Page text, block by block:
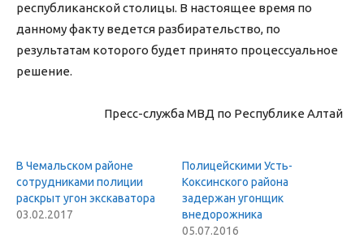
республиканской столицы. В настоящее время по
данному факту ведется разбирательство, по
результатам которого будет принято процессуальное
решение.
Пресс-служба МВД по Республике Алтай
В Чемальском районе
сотрудниками полиции
раскрыт угон экскаватора
03.02.2017
Полицейскими Усть-
Коксинского района
задержан угонщик
внедорожника
05.07.2016